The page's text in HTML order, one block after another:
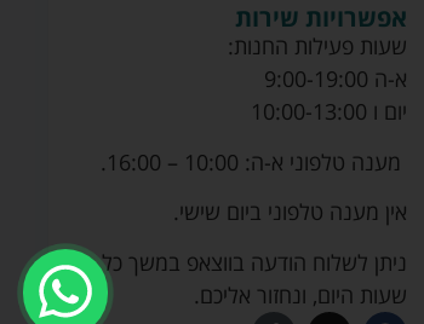
אפשרויות שירות
שעות פעילות החנות:
א-ה 9:00-19:00
יום ו 10:00-13:00
מענה טלפוני א-ה: 10:00 – 16:00.
אין מענה טלפוני ביום שישי.
ניתן לשלוח הודעה בווצאפ במשך כל
שעות היום, ונחזור אליכם.